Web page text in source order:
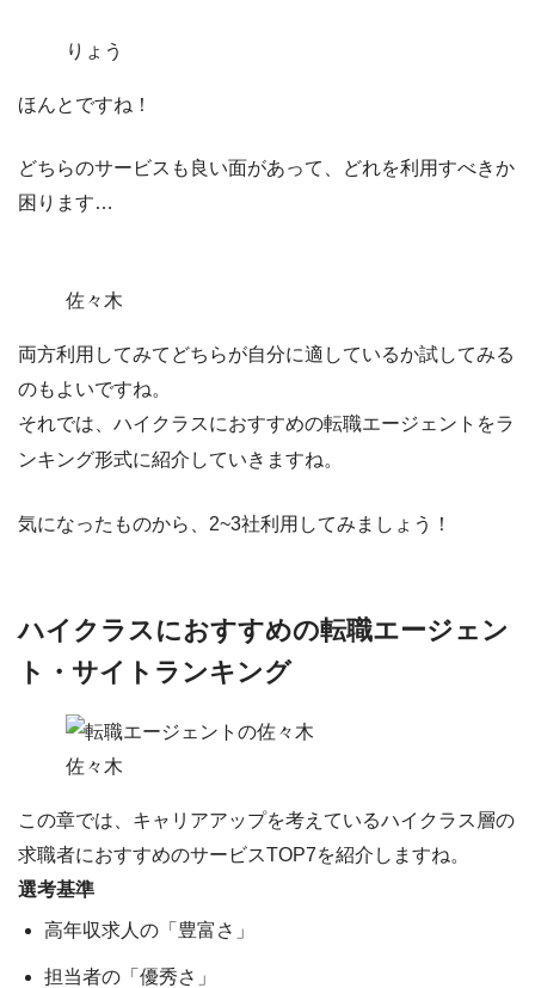
りょう
ほんとですね！
どちらのサービスも良い面があって、どれを利用すべきか
困ります…
佐々木
両方利用してみてどちらが自分に適しているか試してみる
のもよいですね。
それでは、ハイクラスにおすすめの転職エージェントをラ
ンキング形式に紹介していきますね。
気になったものから、 2~3社利用してみましょう！
ハイクラスにおすすめの転職エージェン
ト・サイトランキング
佐々木
この章では、キャリアアップを考えているハイクラス層の
求職者におすすめのサービスTOP7を紹介しますね。
選考基準
高年収求人の 「豊富さ」
担当者の 「優秀さ」